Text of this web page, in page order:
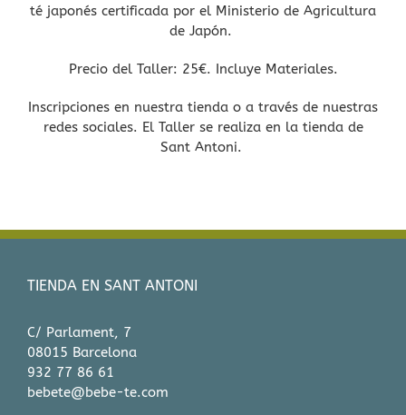
té japonés certificada por el Ministerio de Agricultura
de Japón.
Precio del Taller: 25€. Incluye Materiales.
Inscripciones en nuestra tienda o a través de nuestras
redes sociales. El Taller se realiza en la tienda de
Sant Antoni.
TIENDA EN SANT ANTONI
C/ Parlament, 7
08015 Barcelona
932 77 86 61
bebete@bebe-te.com